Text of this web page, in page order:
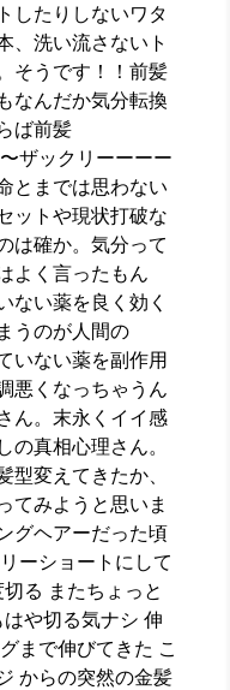
したりしないワタ
、洗い流さないト
そうです！！前髪
なんだか気分転換
ば前髪
ザックリーーーー
とまでは思わない
ットや現状打破な
は確か。気分って
よく言ったもん
ない薬を良く効く
うのが人間の
いない薬を副作用
悪くなっちゃうん
ん。末永くイイ感
の真相心理さん。
型変えてきたか、
てみようと思いま
グヘアーだった頃
ーショートにして
る またちょっと
や切る気ナシ 伸
まで伸びてきた こ
からの突然の金髪